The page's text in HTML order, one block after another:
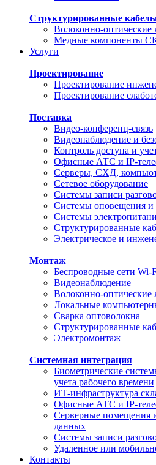
Структурированные
Волоконно-
Медные компоненты
Услуги
Проектирование
Проектирование
Проектирование
Поставка
Видео-конференц-связь
Видеонаблюдение и
Контроль доступа и
Офисные АТС и IP-
Серверы, СХД,
Сетевое оборудование
Системы записи
Системы оповещения и
Системы
Структурированные
Электрическое и
Монтаж
Беспроводные сети Wi-
Видеонаблюдение
Волоконно-
Локальные
Сварка оптоволокна
Структурированные
Электромонтаж
Системная интеграция
Биометрические
учета рабочего времени
ИТ-инфраструктура
Офисные АТС и IP-
Серверные помещения
данных
Системы записи
Удаленное или
Контакты